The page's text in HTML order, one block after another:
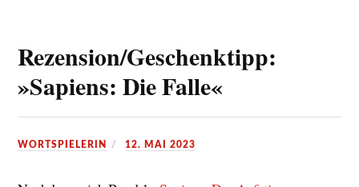
Rezension/Geschenktipp:
»Sapiens: Die Falle«
WORTSPIELERIN 12. MAI 2023